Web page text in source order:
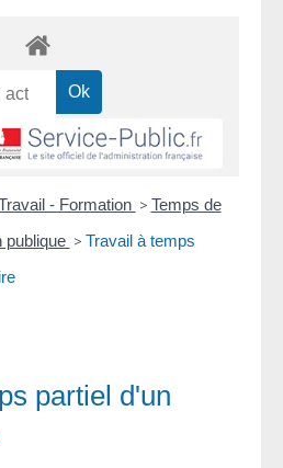
- Formation > Temps de
publique > Travail à temps
partiel d'un